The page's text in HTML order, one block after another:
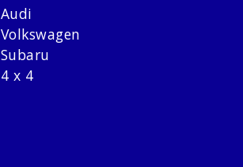
Audi
Volkswagen
Subaru
4 x 4